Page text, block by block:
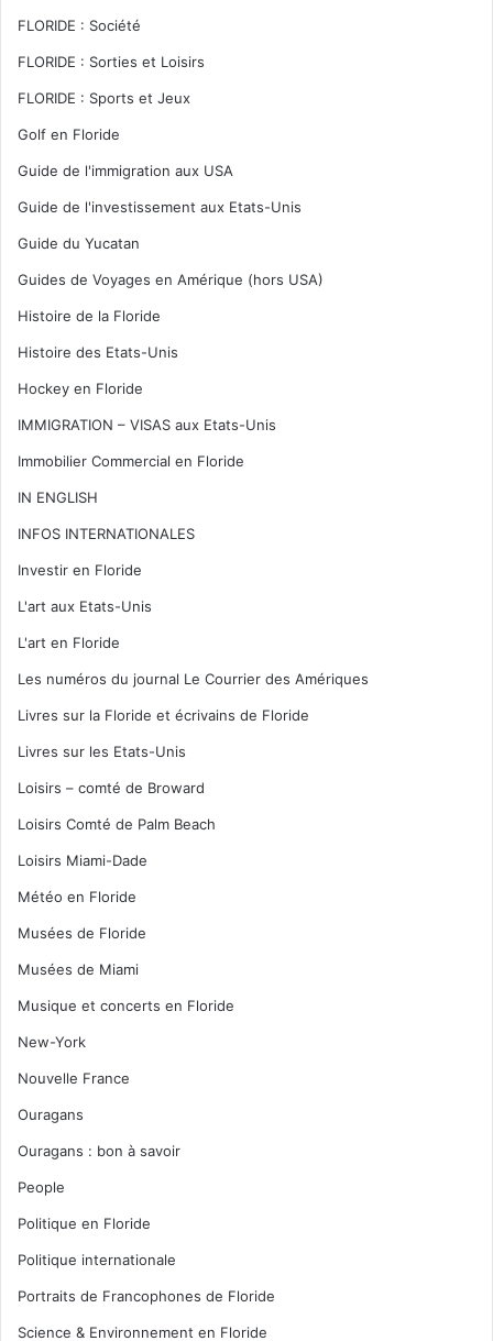
FLORIDE : Société
FLORIDE : Sorties et Loisirs
FLORIDE : Sports et Jeux
Golf en Floride
Guide de l'immigration aux USA
Guide de l'investissement aux Etats-Unis
Guide du Yucatan
Guides de Voyages en Amérique (hors USA)
Histoire de la Floride
Histoire des Etats-Unis
Hockey en Floride
IMMIGRATION – VISAS aux Etats-Unis
Immobilier Commercial en Floride
IN ENGLISH
INFOS INTERNATIONALES
Investir en Floride
L'art aux Etats-Unis
L'art en Floride
Les numéros du journal Le Courrier des Amériques
Livres sur la Floride et écrivains de Floride
Livres sur les Etats-Unis
Loisirs – comté de Broward
Loisirs Comté de Palm Beach
Loisirs Miami-Dade
Météo en Floride
Musées de Floride
Musées de Miami
Musique et concerts en Floride
New-York
Nouvelle France
Ouragans
Ouragans : bon à savoir
People
Politique en Floride
Politique internationale
Portraits de Francophones de Floride
Science & Environnement en Floride